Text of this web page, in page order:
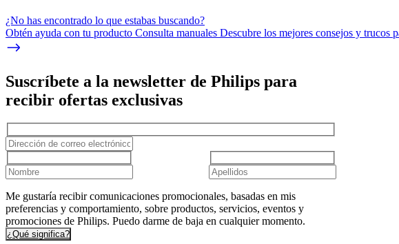
¿No has encontrado lo que estabas buscando?
Obtén ayuda con tu producto Consulta manuales Descubre los mejores consejos y trucos
Suscríbete a la newsletter de Philips para
recibir ofertas exclusivas
Me gustaría recibir comunicaciones promocionales, basadas en mis
preferencias y comportamiento, sobre productos, servicios, eventos y
promociones de Philips. Puedo darme de baja en cualquier momento.
¿Qué significa?